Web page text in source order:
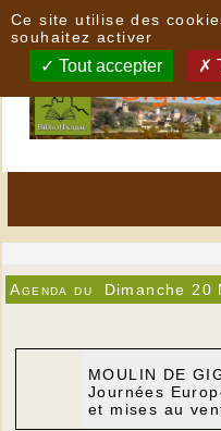
Agenda du Dimanche 20
MOULIN DE
Journées
et mises au
Ce site utilise des
souhaitez activer
Tout accepter